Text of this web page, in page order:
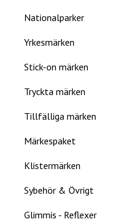
Nationalparker
Yrkesmärken
Stick-on märken
Tryckta märken
Tillfälliga märken
Märkespaket
Klistermärken
Sybehör & Övrigt
Glimmis - Reflexer